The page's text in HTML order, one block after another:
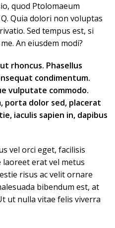
quod Ptolomaeum
Quia dolori non voluptas
Sed tempus est, si
An eiusdem modi?
rhoncus. Phasellus
condimentum.
vulputate commodo.
porta dolor sed, placerat
iaculis sapien in, dapibus
vel orci eget, facilisis
laoreet erat vel metus
risus ac velit ornare
bibendum est, at
ut nulla vitae felis viverra